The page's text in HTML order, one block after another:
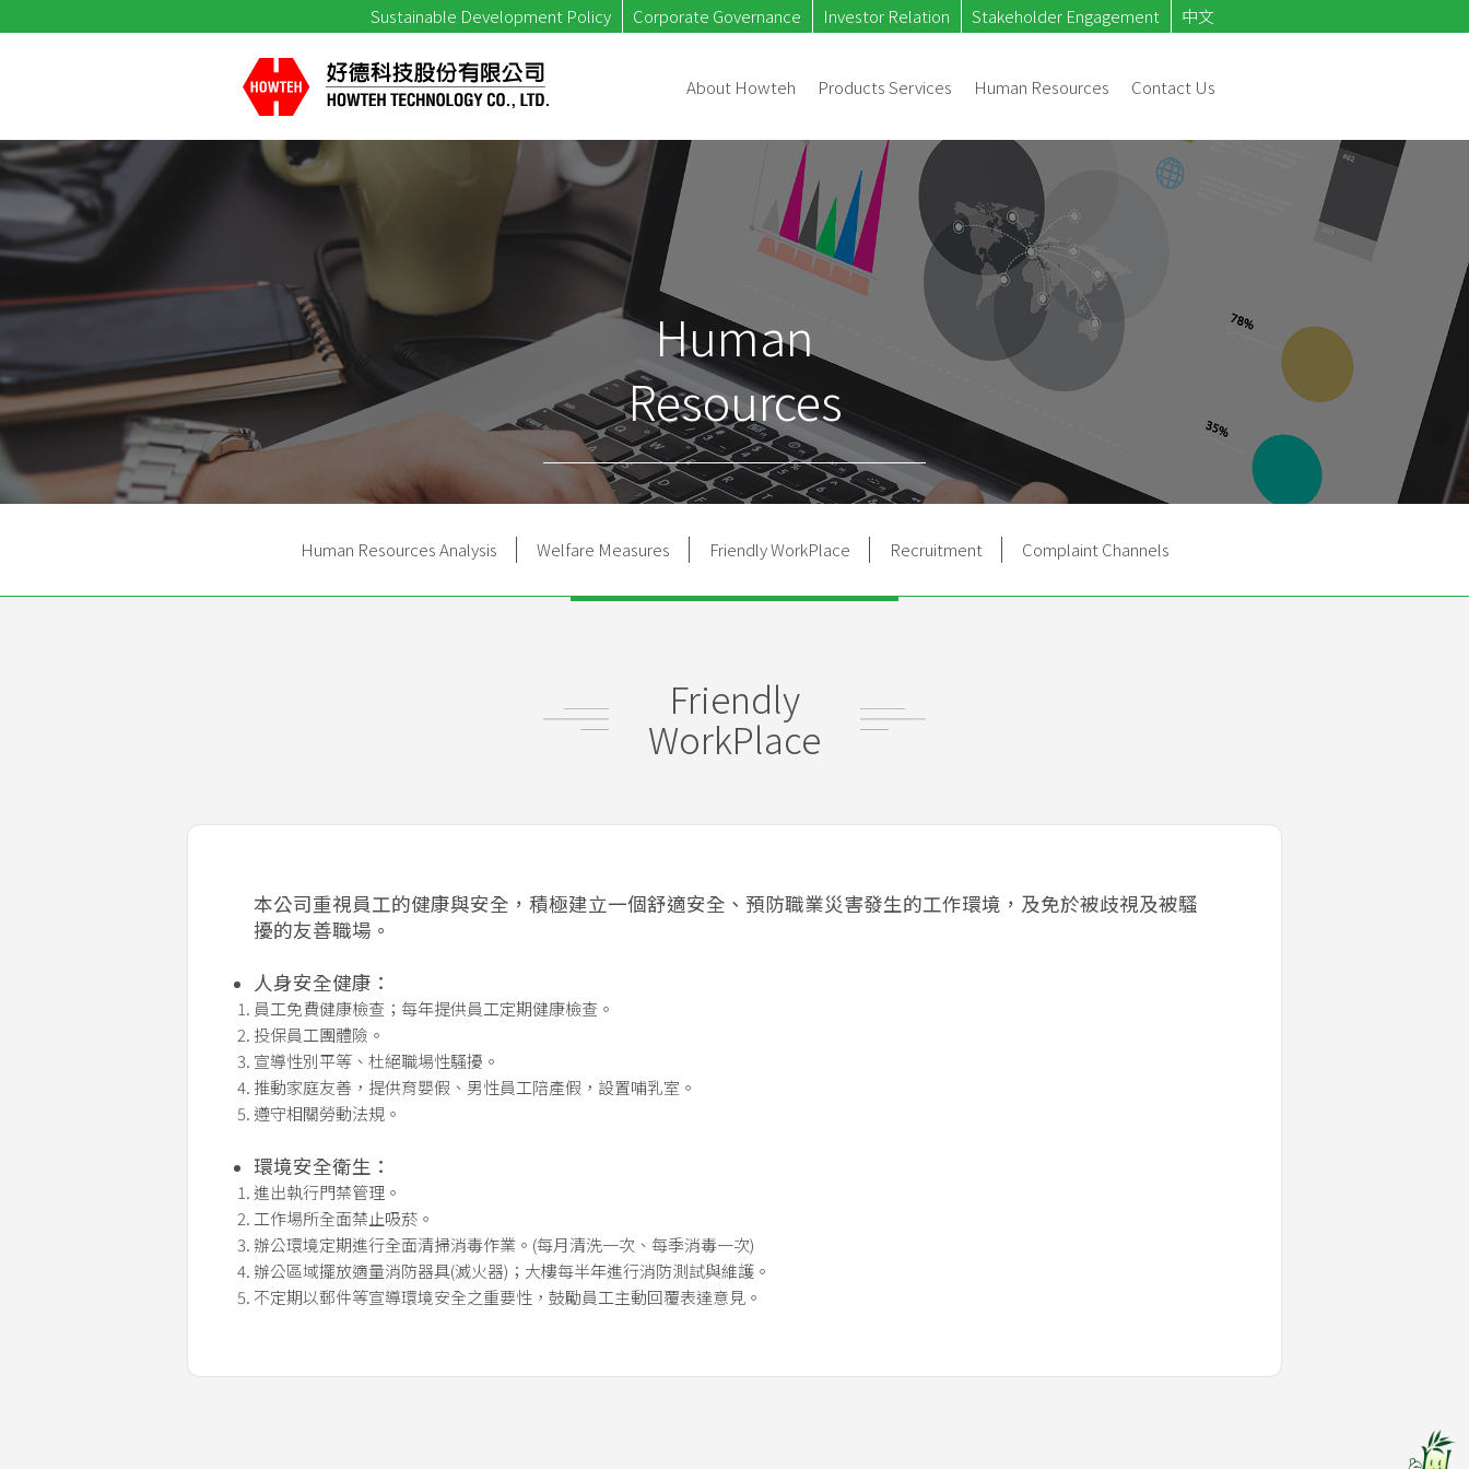
Sustainable Development Policy Corporate Governance Investor Relation Stakeholder Engagement 中文
About Howteh Products Services Human Resources Contact Us
Human
Resources
Human Resources Analysis Welfare Measures Friendly WorkPlace Recruitment Complaint Channels
Friendly
WorkPlace
本公司重視員工的健康與安全，積極建立一個舒適安全、預防職業災害發生的工作環境，及免於被歧視及被騷
擾的友善職場。
人身安全健康：
員工免費健康檢查；每年提供員工定期健康檢查。
投保員工團體險。
宣導性別平等、杜絕職場性騷擾。
推動家庭友善，提供育嬰假、男性員工陪產假，設置哺乳室。
遵守相關勞動法規。
環境安全衛生：
進出執行門禁管理。
工作場所全面禁止吸菸。
辦公環境定期進行全面清掃消毒作業。(每月清洗一次、每季消毒一次)
辦公區域擺放適量消防器具(滅火器)；大樓每半年進行消防測試與維護。
不定期以郵件等宣導環境安全之重要性，鼓勵員工主動回覆表達意見。